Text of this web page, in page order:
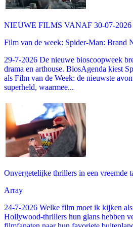
NIEUWE FILMS VANAF 30-07-2026
Film van de week: Spider-Man: Brand
29-7-2026 De nieuwe bioscoopweek
drama en arthouse. BiosAgenda kiest
als Film van de Week: de nieuwste
superheld, waarmee...
Onvergetelijke thrillers in een vreemde
Array
24-7-2026 Welke film moet ik kijken
Hollywood-thrillers hun glans hebben